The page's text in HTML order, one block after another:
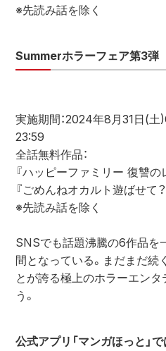
※先読み話を除く
Summerホラーフェア第3弾
実施期間：2024年8月31日(
23:59
全話無料作品：
『ハッピーファミリー 復讐の
『ごめんねオカルト遊ばせて？
※先読み話を除く
SNSでも話題沸騰の6作品を
間となっている。まだまだ続
とが誇る極上のホラーエン
う。
公式アプリ「マンガほっと」